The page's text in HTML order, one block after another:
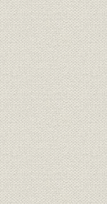
昭和21年